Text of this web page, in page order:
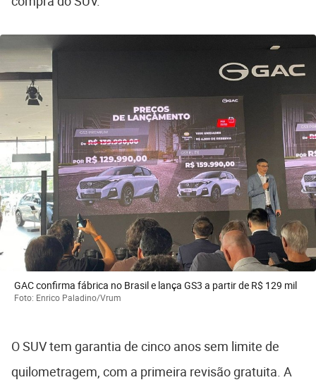
GAC confirma fábrica no Brasil e lança GS3 a partir de R$ 129 mil
Foto: Enrico Paladino/Vrum
O SUV tem garantia de cinco anos sem limite de
quilometragem, com a primeira revisão gratuita. A